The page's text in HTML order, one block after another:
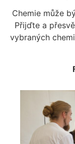
Chemie může
Přijďte a
vybraných